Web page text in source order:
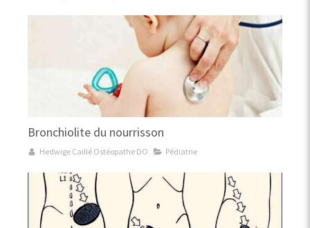
Bronchiolite du nourrisson
Hedwige Caillé Ostéopathe DO Pédiatrie